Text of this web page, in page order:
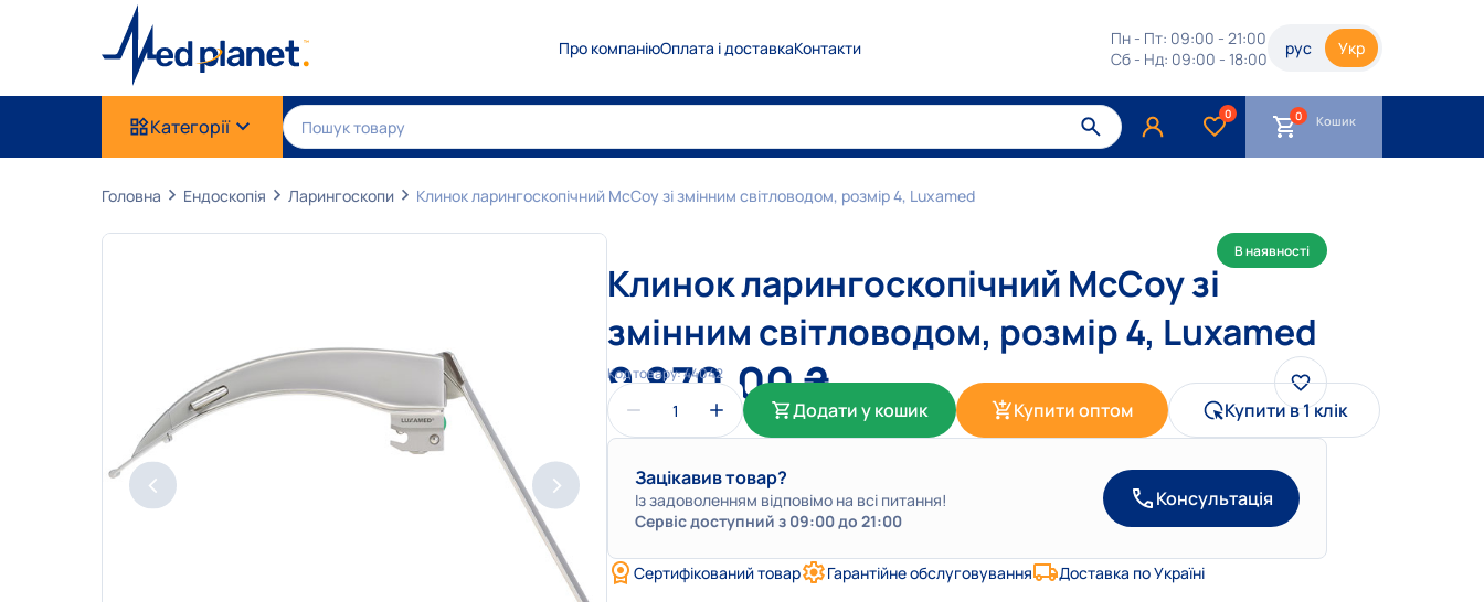
Про компаніюОплата і доставкаКонтакти
067 Показати номер
info@medplanet.com.ua
Пн - Пт: 09:00 - 21:00
Сб - Нд: 09:00 - 18:00
рус Укр
Категорії
0 Кошик
Головна Ендоскопія Ларингоскопи Клинок ларингоскопічний McCoy зі змінним світловодом, розмір 4, Luxamed
В наявності
Клинок ларингоскопічний McCoy зі
змінним світловодом, розмір 4, Luxamed
9 870,00₴
Код товару:44042
Додати у кошик Купити оптом Купити в 1 клік
Зацікавив товар?
Із задоволенням відповімо на всі питання!
Сервіс доступний з 09:00 до 21:00
Консультація
Сертифікований товар Гарантійне обслуговування Доставка по Україні